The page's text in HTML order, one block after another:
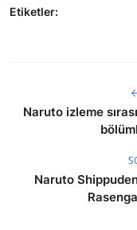
Etiketler:
Naruto izleme
Naruto